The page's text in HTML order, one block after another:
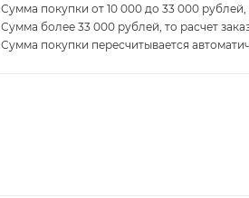
Сумма покупки от 10 000 до 33 000
Сумма более 33 000 рублей, то расчет
Сумма покупки пересчитывается